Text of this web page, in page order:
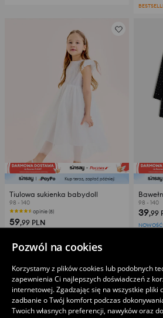
Pozwól na cookies
Korzystamy z plików cookies lub podobnych
zapewnienia Ci najlepszych doświadczeń z
internetowej. Zgadzając się na wszystkie pliki
zadbanie o Twój komfort podczas
Twoich własnych preferencji, nawyków oraz
Tiulowa sukienka babydoll
98 - 140
opinie (8)
59,99 PLN
Uroczystości
98 - 140
39,99
NOWOŚĆ